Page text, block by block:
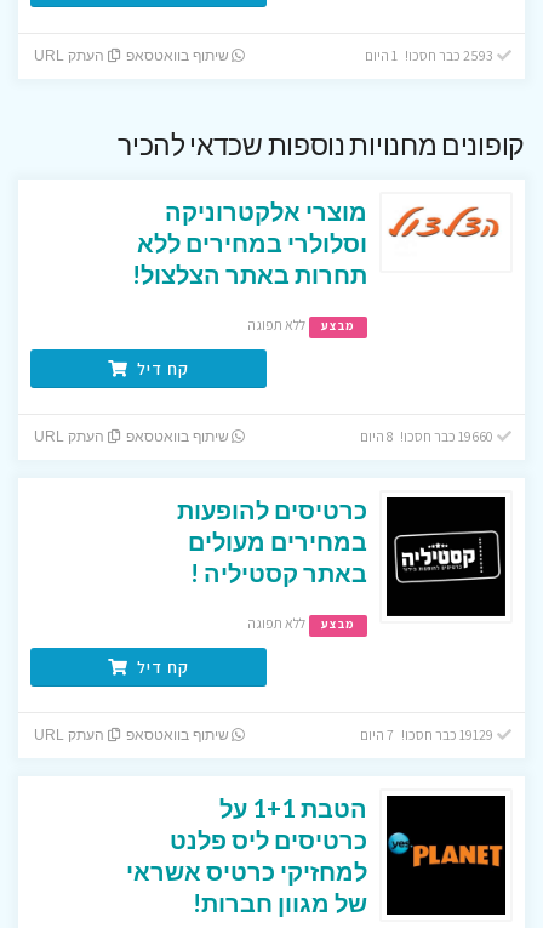
שיתוף בוואטסאפ העתק URL
קופונים מחנויות נוספות שכדאי להכיר
מוצרי אלקטרוניקה
וסלולרי במחירים ללא
תחרות באתר הצלצול!
מבצע ללא תפוגה
קח דיל
שיתוף בוואטסאפ העתק URL
כרטיסים להופעות
במחירים מעולים
באתר קסטיליה !
מבצע ללא תפוגה
קח דיל
שיתוף בוואטסאפ העתק URL
הטבת 1+1 על
כרטיסים ליס פלנט
למחזיקי כרטיס אשראי
של מגוון חברות!